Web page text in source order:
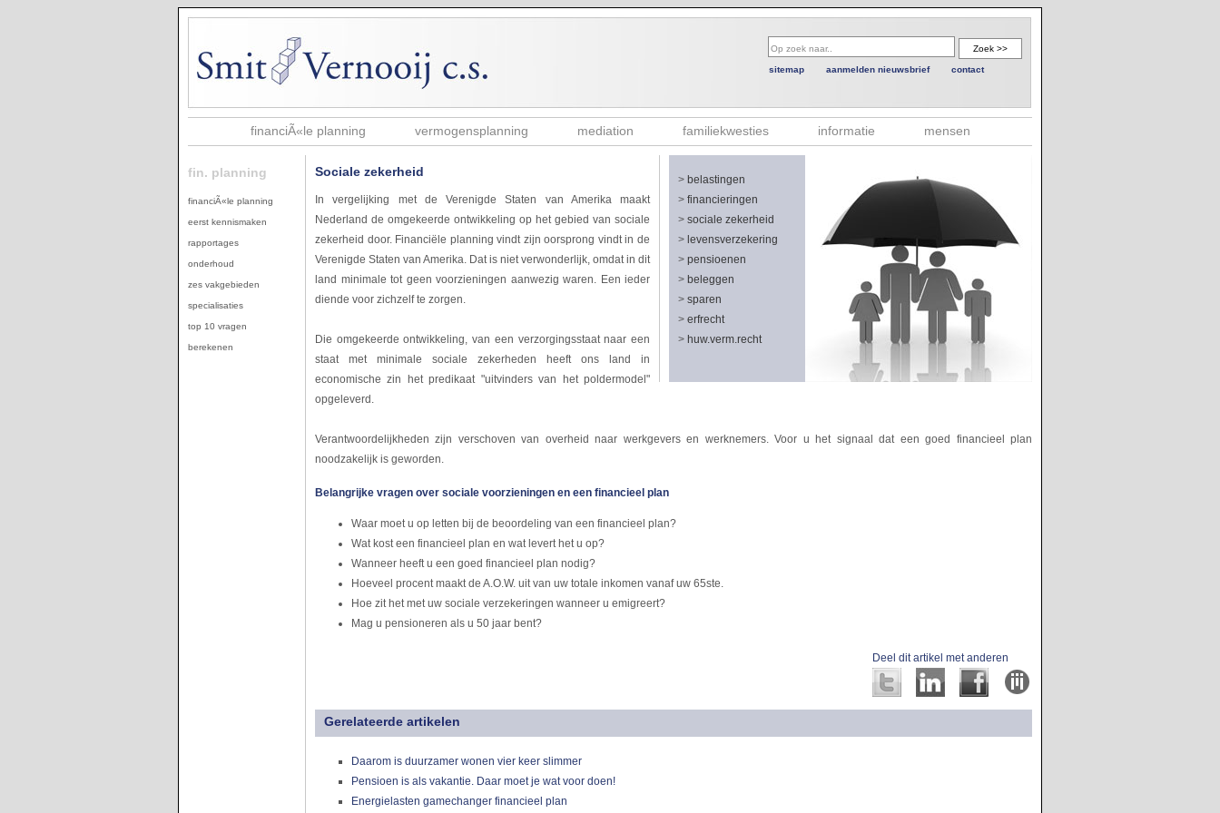
sitemap aanmelden nieuwsbrief contact
financiÃ«le planning vermogensplanning mediation familiekwesties informatie mensen
fin. planning
financiÃ«le planning
eerst kennismaken
rapportages
onderhoud
zes vakgebieden
specialisaties
top 10 vragen
berekenen
> belastingen
> financieringen
> sociale zekerheid
> levensverzekering
> pensioenen
> beleggen
> sparen
> erfrecht
> huw.verm.recht
Sociale zekerheid
In vergelijking met de Verenigde Staten van Amerika maakt
Nederland de omgekeerde ontwikkeling op het gebied van sociale
zekerheid door. Financiële planning vindt zijn oorsprong vindt in de
Verenigde Staten van Amerika. Dat is niet verwonderlijk, omdat in dit
land minimale tot geen voorzieningen aanwezig waren. Een ieder
diende voor zichzelf te zorgen.
Die omgekeerde ontwikkeling, van een verzorgingsstaat naar een
staat met minimale sociale zekerheden heeft ons land in
economische zin het predikaat "uitvinders van het poldermodel"
opgeleverd.
Verantwoordelijkheden zijn verschoven van overheid naar werkgevers en werknemers. Voor u het signaal dat een goed financieel plan
noodzakelijk is geworden.
Belangrijke vragen over sociale voorzieningen en een financieel plan
Waar moet u op letten bij de beoordeling van een financieel plan?
Wat kost een financieel plan en wat levert het u op?
Wanneer heeft u een goed financieel plan nodig?
Hoeveel procent maakt de A.O.W. uit van uw totale inkomen vanaf uw 65ste.
Hoe zit het met uw sociale verzekeringen wanneer u emigreert?
Mag u pensioneren als u 50 jaar bent?
Deel dit artikel met anderen
Gerelateerde artikelen
Daarom is duurzamer wonen vier keer slimmer
Pensioen is als vakantie. Daar moet je wat voor doen!
Energielasten gamechanger financieel plan